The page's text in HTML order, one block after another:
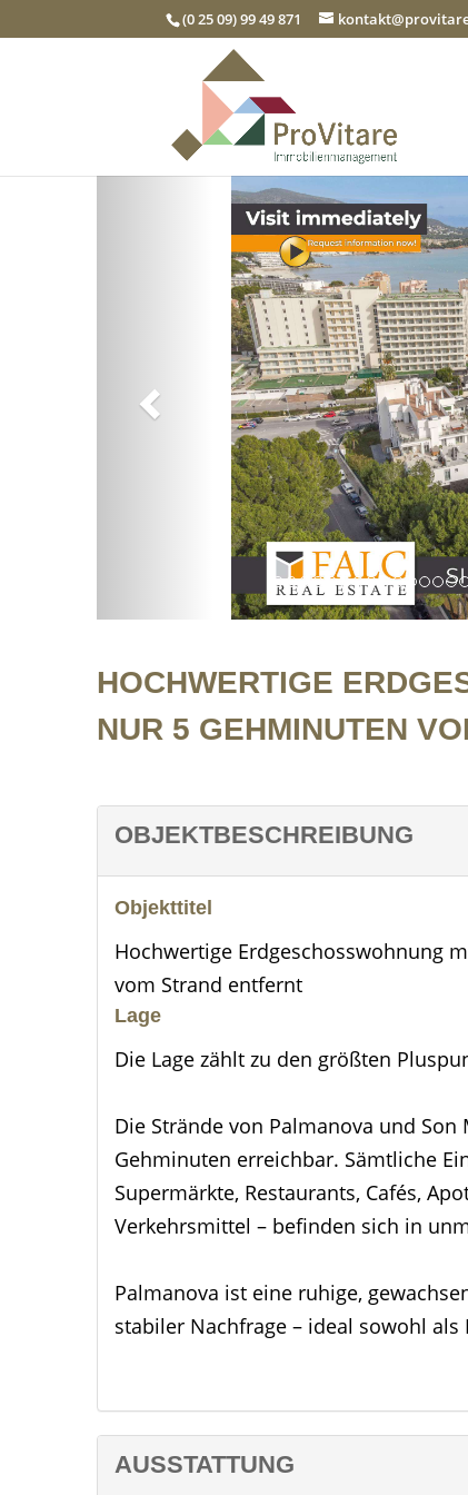
(0 25 09) 99 49 871
HOCHWERTIGE
UR 5 GEHMINUTEN
OBJEKTBESCHREIBUNG
Objekttitel
Hochwertige Erdgeschosswohnung
vom Strand entfernt
Lage
Die Lage zählt zu den größten
Die Strände von Palmanova und
Gehminuten erreichbar. Sämtliche
Supermärkte, Restaurants, Cafés,
Verkehrsmittel – befinden sich in
Palmanova ist eine ruhige,
stabiler Nachfrage – ideal sowohl
Die Wohnanlage ist auf
folgende Gemeinschaftseinrichtungen:
AUSSTATTUNG